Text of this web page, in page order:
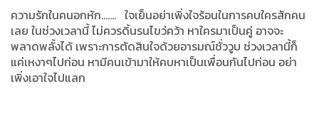
ความรักในคนอกหัก....... ใจเย็นอย่าเพิ่งใจร้อนในการคบใครสักคน
เลย ในช่วงเวลานี้ ไม่ควรดิ้นรนไขว่คว้า หาใครมาเป็นคู่ อาจจะ
พลาดพลั้งได้ เพราะการตัดสินใจด้วยอารมณ์ชั่ววูบ ช่วงเวลานี้ก็
แค่เหงาๆไปก่อน หามีคนเข้ามาให้คบหาเป็นเพื่อนกันไปก่อน อย่า
เพิ่งเอาใจไปแลก